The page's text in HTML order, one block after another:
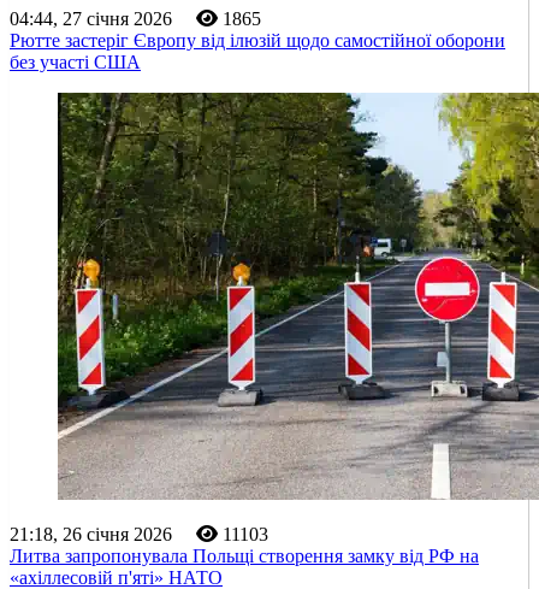
04:44, 27 січня 2026
1865
Рютте застеріг Європу від ілюзій щодо самостійної оборони
без участі США
21:18, 26 січня 2026
11103
Литва запропонувала Польщі створення замку від РФ на
«ахіллесовій п'яті» НАТО